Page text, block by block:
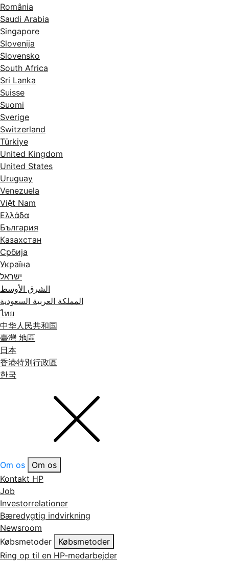
România
Saudi Arabia
Singapore
Slovenija
Slovensko
South Africa
Sri Lanka
Suisse
Suomi
Sverige
Switzerland
Türkiye
United Kingdom
United States
Uruguay
Venezuela
Việt Nam
Ελλάδα
България
Казахстан
Србија
Україна
ישראל
الشرق الأوسط
المملكة العربية السعودية
ไทย
中华人民共和国
臺灣 地區
日本
香港特別行政區
한국
Om os
Om os
Kontakt HP
Job
Investorrelationer
Bæredygtig indvirkning
Newsroom
Købsmetoder
Købsmetoder
Ring op til en HP-medarbejder